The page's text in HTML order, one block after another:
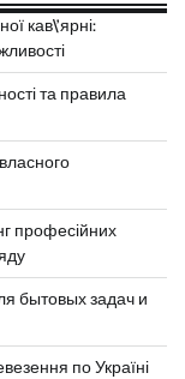
кав\’ярні:
та правила
професійних
бытовых задач и
по Україні